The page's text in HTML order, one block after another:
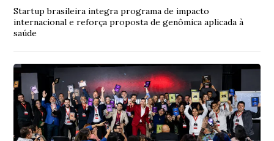
Startup brasileira integra programa de impacto
internacional e reforça proposta de genômica aplicada à
saúde